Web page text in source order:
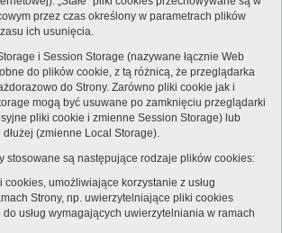
przez czas określony w parametrach plików
ich usunięcia.
i Session Storage (nazywane łącznie Web
do plików cookie, z tą różnicą, że przeglądarka
do Strony. Zarówno pliki cookie jak i
mogą być usuwane po zamknięciu przeglądarki
pliki cookie i zmienne Session Storage) lub
(zmienne Local Storage).
stosowane są następujące rodzaje plików cookies:
cookies, umożliwiające korzystanie z usług
Strony, np. uwierzytelniające pliki cookies
usług wymagających uwierzytelniania w ramach